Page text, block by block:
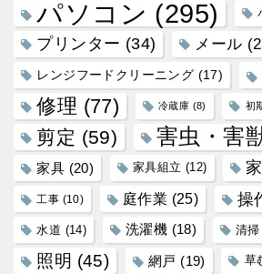
パソコン (295)
プリンター (34) メール
レンジフードクリーニング (17)
修理 (77) 冷蔵庫 (8) 初
剪定 (59) 害虫・害
家具 (20) 家具組立 (12)
工事 (10) 庭作業 (25) 操
水道 (14) 洗濯機 (18) 清掃
照明 (45) 網戸 (19) 草